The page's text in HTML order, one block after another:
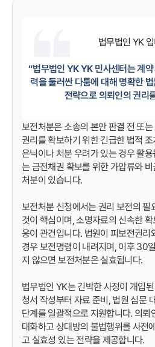
법무법인 YK
“법무법인 YK YK 민사센터는 계
력을 둘러싼 다툼에 대해 명확한
전략으로 의뢰인의 권리
보전처분은 소송의 본안 판결 전 또
권리를 확보하기 위한 긴급한 법적
은닉이나 처분 우려가 있는 경우 활
는 금전채권 확보를 위한 가압류와
처분이 있습니다.
보전처분 신청에서는 권리 보전의
것이 핵심이며, 소명자료의 신속한
응이 관건입니다. 법원이 피보전권
경우 보전명령이 내려지며, 이후 30
지 않으면 보전처분은 실효됩니다.
법무법인 YK는 긴박한 사정이 개입
청서 작성부터 자료 준비, 법원 심문
단계를 일괄적으로 지원합니다. 의
대화하고 상대방의 불법행위를 사전
고 실효성 있는 전략을 제공합니다.